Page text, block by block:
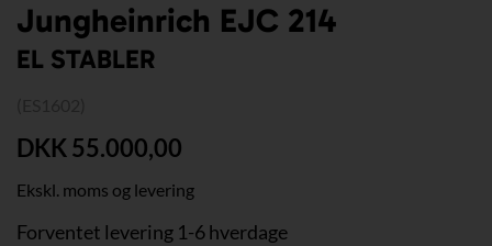
Jungheinrich EJC 214
EL STABLER
DKK 55.000,00
Ekskl. moms og levering
Forventet levering 1-6 hverdage